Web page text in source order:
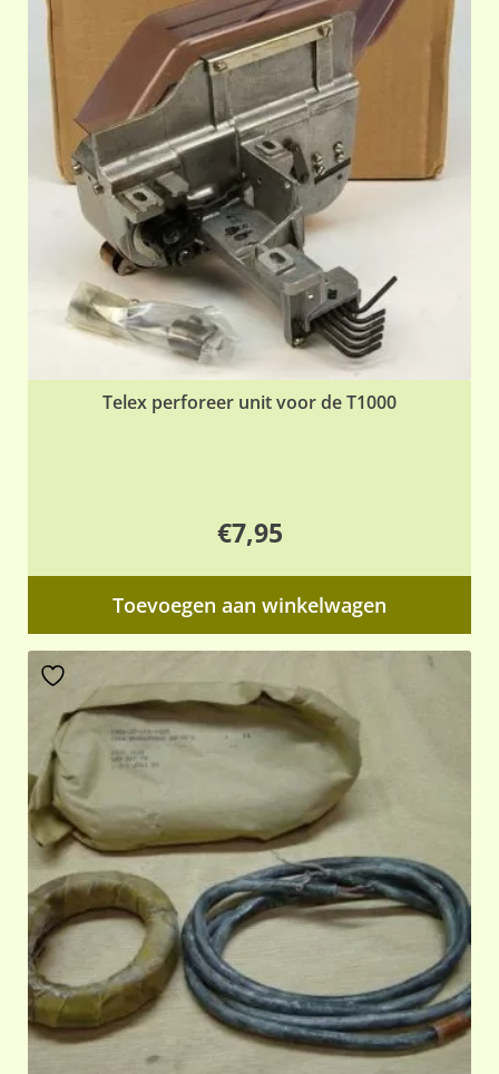
Telex perforeer unit voor de T1000
€7,95
Toevoegen aan winkelwagen